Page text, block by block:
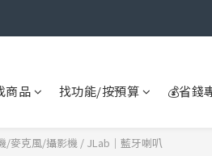
商品 找功能/按預算 💰省錢
/麥克風/攝影機 / JLab｜藍牙喇叭